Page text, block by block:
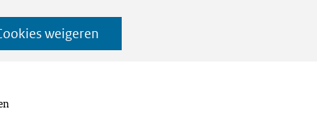
weigeren